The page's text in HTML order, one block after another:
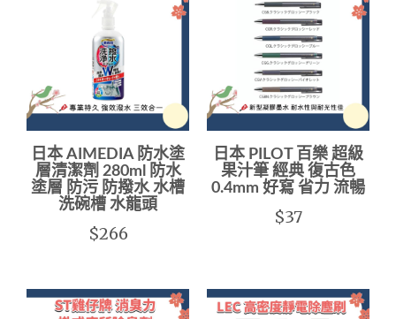
日本 AIMEDIA 防水塗
層清潔劑 280ml 防水
塗層 防污 防撥水 水槽
洗碗槽 水龍頭
$266
日本 PILOT 百樂 超級
果汁筆 經典 復古色
0.4mm 好寫 省力 流暢
$37